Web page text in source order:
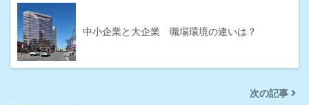
中小企業と大企業 職場環境の違いは？
次の記事